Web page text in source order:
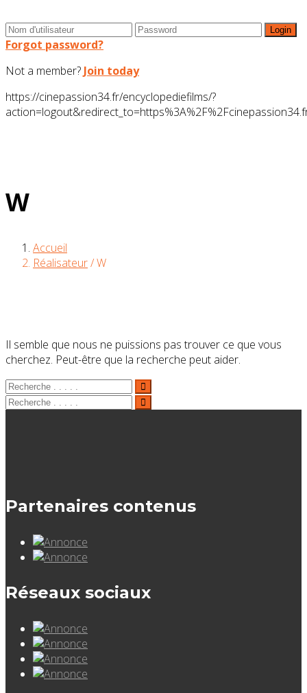
Forgot password?
Not a member? Join today
https://cinepassion34.fr/encyclopediefilms/?
W
Accueil
Réalisateur/W
Il semble que nous ne puissions pas trouver ce que vous
cherchez. Peut-être que la recherche peut aider.
Partenaires contenus
Réseaux sociaux